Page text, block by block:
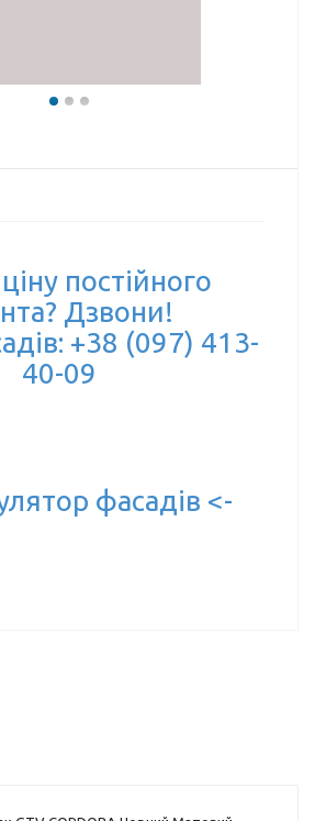
постійного
Дзвони!
+38 (097) 413-
40-09
фасадів <-